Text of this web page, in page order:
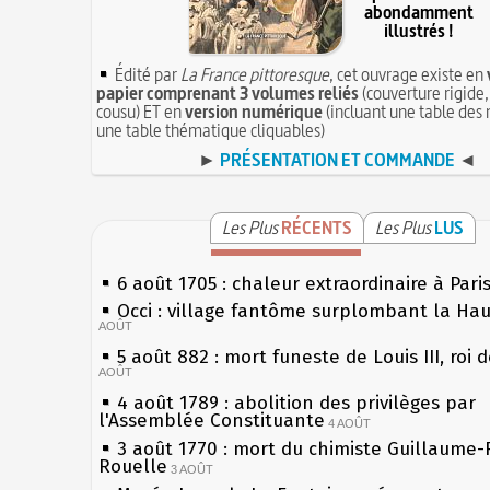
abondamment
illustrés !
Édité parLa France pittoresque, cet ouvrage existe en
papier comprenant 3 volumes reliés(couverture
cousu) ET enversion numérique(incluant une table des
une table thématique cliquables)
► PRÉSENTATION ET COMMANDE ◄
Les PlusRÉCENTS Les PlusLUS
6 août 1705 : chaleur extraordinaire à Paris
Occi : village fantôme surplombant la
AOÛT
5 août 882 : mort funeste de Louis III, roi
AOÛT
4 août 1789 : abolition des privilèges par
l'Assemblée Constituante 4 AOÛT
3 août 1770 : mort du chimiste Guillaume-
Rouelle 3 AOÛT